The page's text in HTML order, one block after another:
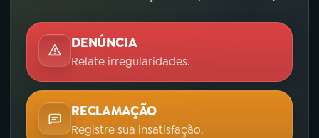
DENÚNCIA
Relate irregularidades.
RECLAMAÇÃO
Registre sua insatisfação.